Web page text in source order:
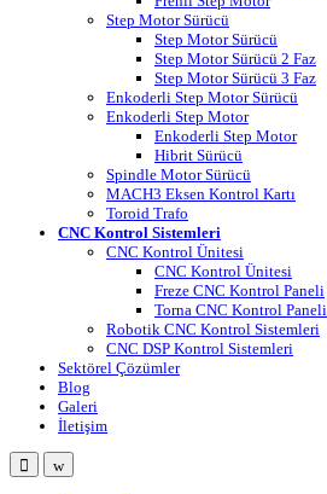
Step Motor Sürücü
Step Motor Sürücü
Step Motor Sürücü 2 Faz
Step Motor Sürücü 3 Faz
Enkoderli Step Motor Sürücü
Enkoderli Step Motor
Enkoderli Step Motor
Hibrit Sürücü
Spindle Motor Sürücü
MACH3 Eksen Kontrol Kartı
Toroid Trafo
CNC Kontrol Sistemleri
CNC Kontrol Ünitesi
CNC Kontrol Ünitesi
Freze CNC Kontrol Paneli
Torna CNC Kontrol Paneli
Robotik CNC Kontrol Sistemleri
CNC DSP Kontrol Sistemleri
Sektörel Çözümler
Blog
Galeri
İletişim
OpenClose